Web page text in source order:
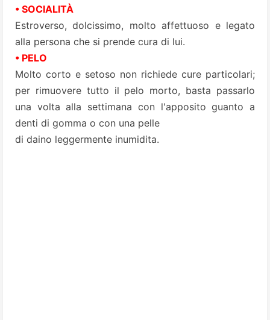
• SOCIALITÀ
Estroverso, dolcissimo, molto affettuoso e legato
alla persona che si prende cura di lui.
• PELO
Molto corto e setoso non richiede cure particolari;
per rimuovere tutto il pelo morto, basta passarlo
una volta alla settimana con l'apposito guanto a
denti di gomma o con una pelle
di daino leggermente inumidita.